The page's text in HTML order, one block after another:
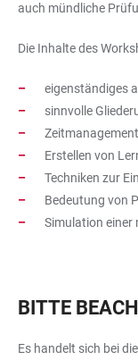
auch mündliche
Die Inhalte des
eigenständiges
sinnvolle
Zeitmanagement
Erstellen von
Techniken zur
Bedeutung von
Simulation
BITTE
Es handelt sich bei